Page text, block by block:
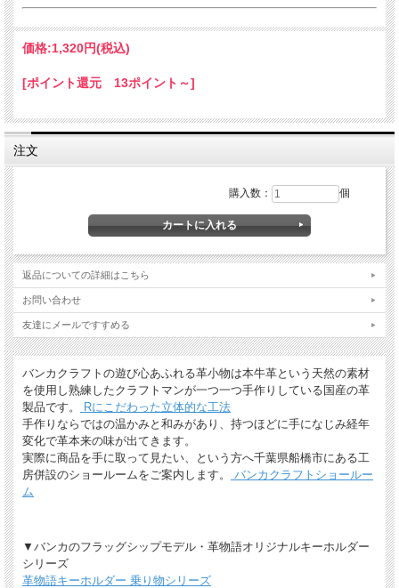
バンカクラフトの人気商品の犬グッズ、全９８犬種の携帯ストラップ「プチワン
ハンドメイドならでは味と温かみがあり持てば持つほど手になじみ革本来の味が出
てきて、世界に一つだけのワンちゃんになります。
９８犬種のレザーストラップ - プ
チワンちゃん
名入れについて
全商品無料で焼きペンで名入れいたします。
（注意！）
・漢字不可、ひらがな・カタカナ・英数字で6文字まで
・メガネ小物スタンドのみ15文字まで
・ご注文後の名入れの追加・変更、また返品は不可
手描きで革を焦がしながら名入れをするため文字は均一なものにならず、焦げた部
分は少し凹凸ができます。あなただけの革小物に。
価格:1,320円(税込)
[ポイント還元 13ポイント～]
注文
購入数： 個
返品についての詳細はこちら
お問い合わせ
友達にメールですすめる
バンカクラフトの遊び心あふれる革小物は本牛革という天然の素材
を使用し熟練したクラフトマンが一つ一つ手作りしている国産の革
製品です。
Rにこだわった立体的な工法
手作りならではの温かみと和みがあり、持つほどに手になじみ経年
変化で革本来の味が出てきます。
実際に商品を手に取って見たい、という方へ千葉県船橋市にある工
房併設のショールームをご案内します。
バンカクラフトショールー
ム
▼バンカのフラッグシップモデル・革物語オリジナルキーホルダー
シリーズ
革物語キーホルダー 乗り物シリーズ